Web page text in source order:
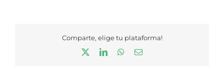
Comparte, elige tu plataforma!
LinkedInWhatsApp
Correo